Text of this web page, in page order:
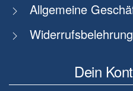
Allgemeine
Widerrufsbelehrung
Dein